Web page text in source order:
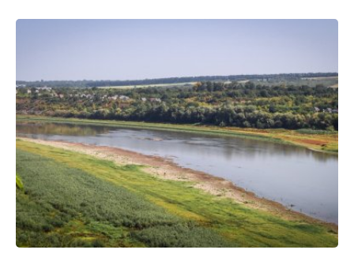
rezidentă a PNUD în Republica Moldova,